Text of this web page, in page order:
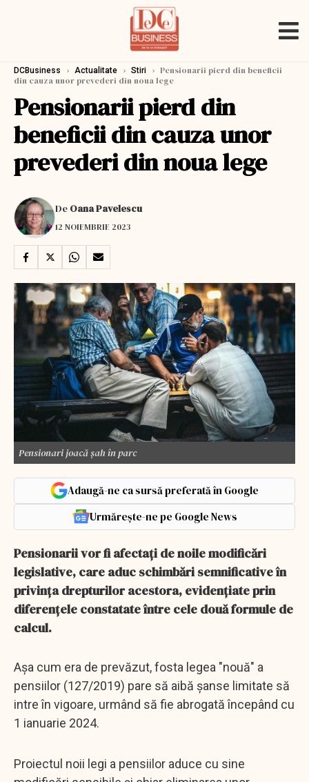
DCBusiness › Actualitate › Stiri › Pensionarii pierd din beneficii
din cauza unor prevederi din noua lege
Pensionarii pierd din
beneficii din cauza unor
prevederi din noua lege
De Oana Pavelescu
12 NOIEMBRIE 2023
Pensionari joacă șah în parc
Adaugă-ne ca sursă preferată în Google
Urmărește-ne pe Google News
Pensionarii vor fi afectați de noile modificări
legislative, care aduc schimbări semnificative în
privința drepturilor acestora, evidențiate prin
diferențele constatate între cele două formule de
calcul.
Așa cum era de prevăzut, fosta legea "nouă" a
pensiilor (127/2019) pare să aibă șanse limitate să
intre în vigoare, urmând să fie abrogată începând cu
1 ianuarie 2024.
Proiectul noii legi a pensiilor aduce cu sine